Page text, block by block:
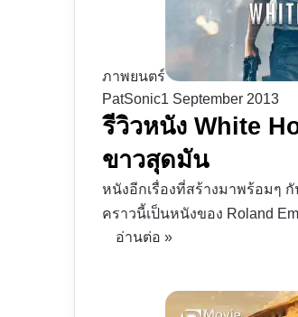
ภาพยนตร์
PatSonic1 September 2013
รีวิวหนัง White
ขาวสุดมัน
หนังอีกเรื่องที่สร้างมาพร้อมๆ
คราวนี้เป็นหนังของ Roland
อ่านต่อ »